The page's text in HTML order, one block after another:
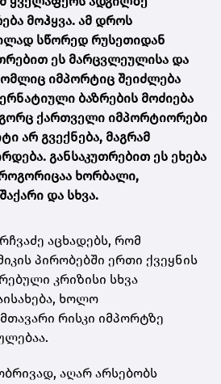
მოჰყვა. ამ დროს
სწორედ რუსეთიდან
ეს მარცვლეულისა და
იმპორტიც შეიძლება
ბაზრების მოძიება
ქართველი იმპორტიორები
არ გვექნება, მაგრამ
განსაკუთრებით ეს ეხება
ხორბალი,
და სხვა.
აცხადებს, რომ
პირობებში ერთი ქვეყნის
კრიზისი სხვა
ხოლო
რისკი იმპორტზე
აღარ არსებობს